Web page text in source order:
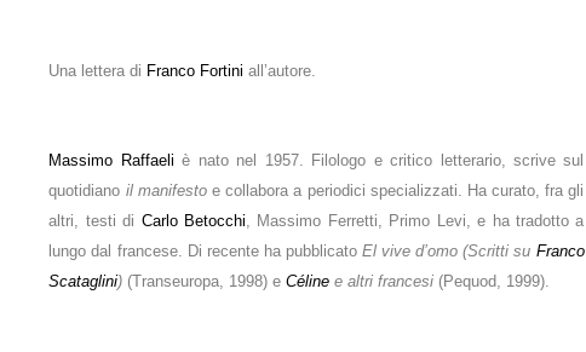
Una lettera di Franco Fortini all’autore.
Massimo Raffaeli è nato nel 1957. Filologo e critico letterario, scrive sul
quotidiano il manifestoe collabora a periodici specializzati. Ha curato, fra gli
altri, testi di Carlo Betocchi , Massimo Ferretti, Primo Levi, e ha tradotto a
lungo dal francese. Di recente ha pubblicato El vive d’omo (Scritti su Franco
Scataglini) (Transeuropa, 1998) eCéline e altri francesi (Pequod, 1999).